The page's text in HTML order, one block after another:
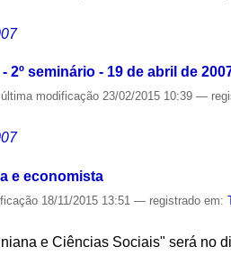
seminário - 19 de abril de
última modificação 23/02/2015 10:39—
e economista
18/11/2015 13:51— registrado em:
e Ciências Sociais" será no